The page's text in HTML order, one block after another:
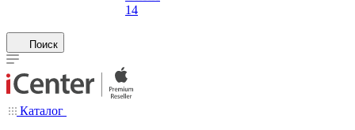
14
Поиск
Каталог